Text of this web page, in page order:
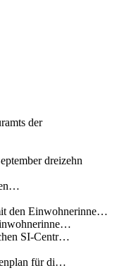
der
dreizehn
den Einwohnerinne…
SI-Centr…
für di…